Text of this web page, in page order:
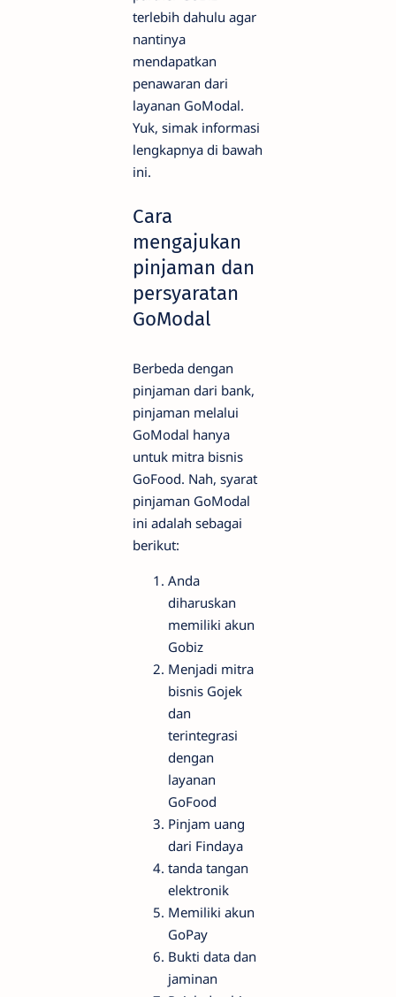
terlebih dahulu agar
nantinya
mendapatkan
penawaran dari
layanan GoModal.
Yuk, simak informasi
lengkapnya di bawah
ini.
Cara
mengajukan
pinjaman dan
persyaratan
GoModal
Berbeda dengan
pinjaman dari bank,
pinjaman melalui
GoModal hanya
untuk mitra bisnis
GoFood. Nah, syarat
pinjaman GoModal
ini adalah sebagai
berikut:
Anda
diharuskan
memiliki akun
Gobiz
Menjadi mitra
bisnis Gojek
dan
terintegrasi
dengan
layanan
GoFood
Pinjam uang
dari Findaya
tanda tangan
elektronik
Memiliki akun
GoPay
Bukti data dan
jaminan